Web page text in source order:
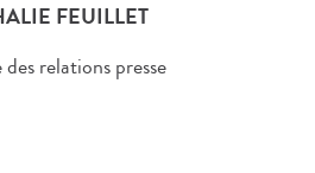
FEUILLET
relations presse